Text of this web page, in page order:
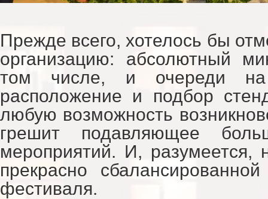
Прежде всего, хотелось бы
организацию: абсолютный
том числе, и очереди на
расположение и подбор
любую возможность
грешит подавляющее
мероприятий. И, разумеется,
прекрасно
фестиваля.